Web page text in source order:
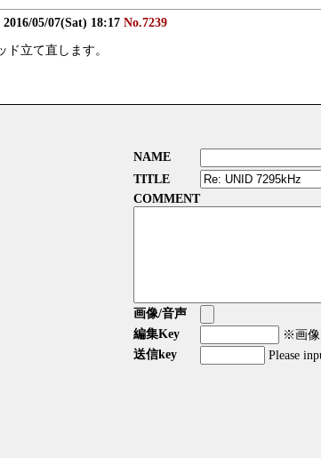
2016/05/07(Sat) 18:17 No.7239
立て直します。
NAME
TITLE
COMMENT
画像/音声
編集Key
※画像
送信key
Please